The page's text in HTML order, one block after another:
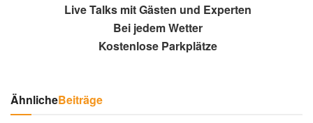
Live Talks mit Gästen und Experten
Bei jedem Wetter
Kostenlose Parkplätze
ÄhnlicheBeiträge